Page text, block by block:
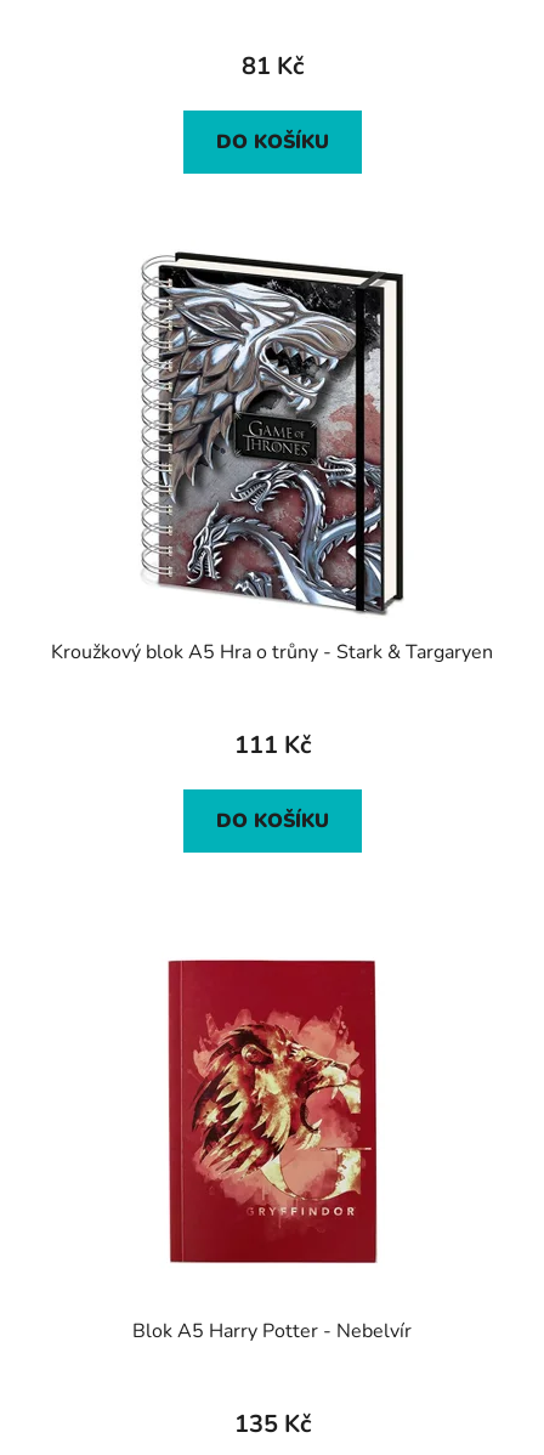
81 Kč
DO KOŠÍKU
Kroužkový blok A5 Hra o trůny - Stark & Targaryen
111 Kč
DO KOŠÍKU
Blok A5 Harry Potter - Nebelvír
135 Kč